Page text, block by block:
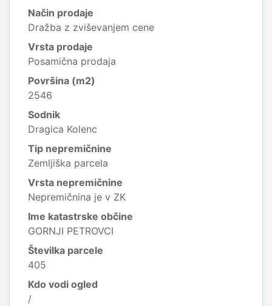
Način prodaje
Dražba z zviševanjem cene
Vrsta prodaje
Posamična prodaja
Površina (m2)
2546
Sodnik
Dragica Kolenc
Tip nepremičnine
Zemljiška parcela
Vrsta nepremičnine
Nepremičnina je v ZK
Ime katastrske občine
GORNJI PETROVCI
Številka parcele
405
Kdo vodi ogled
/